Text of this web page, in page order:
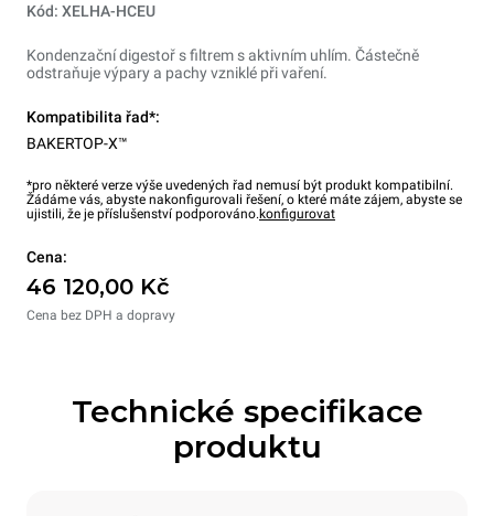
Kód: XELHA-HCEU
Kondenzační digestoř s filtrem s aktivním uhlím. Částečně
odstraňuje výpary a pachy vzniklé při vaření.
Kompatibilita řad*:
BAKERTOP-X™
*pro některé verze výše uvedených řad nemusí být produkt kompatibilní.
Žádáme vás, abyste nakonfigurovali řešení, o které máte zájem, abyste se
ujistili, že je příslušenství podporováno.konfigurovat
Cena:
46 120,00 Kč
Cena bez DPH a dopravy
Technické specifikace
produktu